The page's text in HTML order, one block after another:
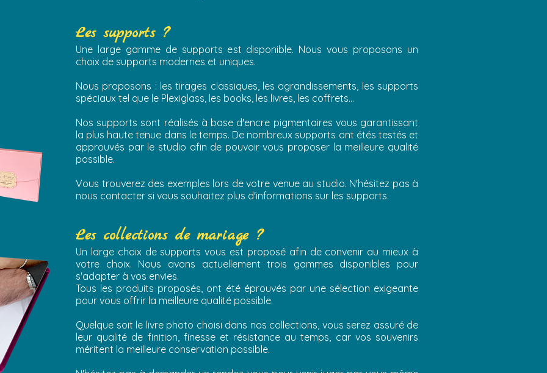
Les supports ?
Une large gamme de supports est disponible. Nous vous proposons un
choix de supports modernes et uniques.
Nous proposons : les tirages classiques, les agrandissements, les supports
spéciaux tel que le Plexiglass, les books, les livres, les coffrets…
Nos supports sont réalisés à base d'encre pigmentaires vous garantissant
la plus haute tenue dans le temps. De nombreux supports ont étés testés et
approuvés par le studio afin de pouvoir vous proposer la meilleure qualité
possible.
Vous trouverez des exemples lors de votre venue au studio. N'hésitez pas à
nous contacter si vous souhaitez plus d'informations sur les supports.
Les collections de mariage ?
Un large choix de supports vous est proposé afin de convenir au mieux à
votre choix. Nous avons actuellement trois gammes disponibles pour
s'adapter à vos envies.
Tous les produits proposés, ont été éprouvés par une sélection exigeante
pour vous offrir la meilleure qualité possible.
Quelque soit le livre photo choisi dans nos collections, vous serez assuré de
leur qualité de finition, finesse et résistance au temps, car vos souvenirs
méritent la meilleure conservation possible.